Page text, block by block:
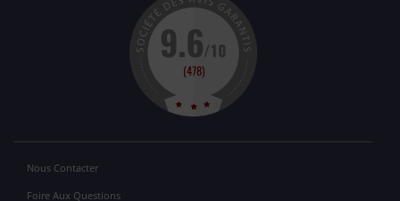
Nous Contacter
Foire Aux Questions